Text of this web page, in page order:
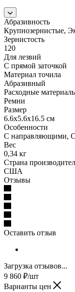
Абразивность
Крупнозернистые,
Зернистость
120
Для лезвий
С прямой заточкой
Материал точила
Абразивный
Расходные
Ремни
Размер
6.6x5.6x16.5 см
Особенности
С направляющими,
Вес
0,34 кг
Страна
США
Отзывы
Оставить отзыв
Загрузка отзывов...
9 860 ₽/шт
Варианты цен